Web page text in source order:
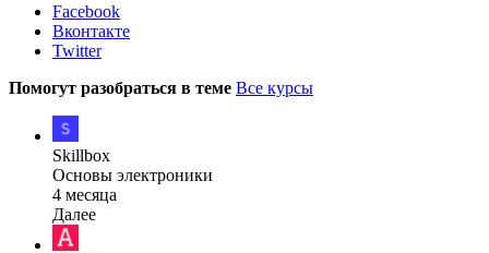
Facebook
Вконтакте
Twitter
Помогут разобраться в теме Все курсы
Skillbox
Основы электроники
4 месяца
Далее